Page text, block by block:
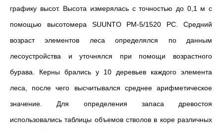
графику высот. Высота измерялась с точностью до 0,1 м с
помощью высотомера SUUNTO PM-5/1520 PC. Средний
возраст элементов леса определялся по данным
лесоустройства и уточнялся при помощи возрастного
бурава. Керны брались у 10 деревьев каждого элемента
леса, после чего высчитывался среднее арифметическое
значение. Для определения запаса древостоя
использовались таблицы объемов стволов в коре различных